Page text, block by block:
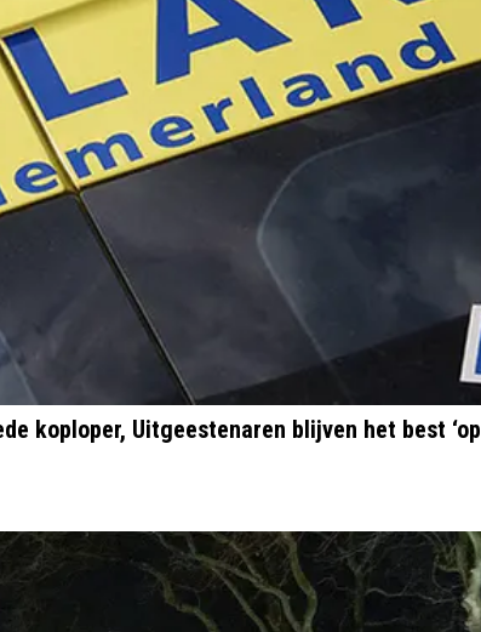
koploper, Uitgeestenaren blijven het best ‘op